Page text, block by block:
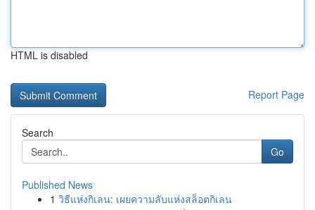
HTML is disabled
Report Page
Search
Go
Published News
1 วิธีแห่งกิเลน: เผยความลับแห่งสล็อตกิเลน